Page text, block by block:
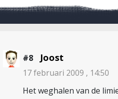
#8 Joost
17 februari 2009 , 14:50
Het weghalen van de